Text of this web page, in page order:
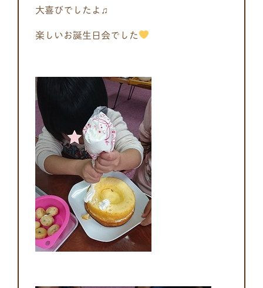
大喜びでしたよ♫
楽しいお誕生日会でした